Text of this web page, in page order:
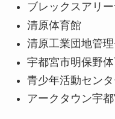
ブレックスアリ
清原体育館
清原工業団地管
宇都宮市明保野
青少年活動セン
アークタウン宇